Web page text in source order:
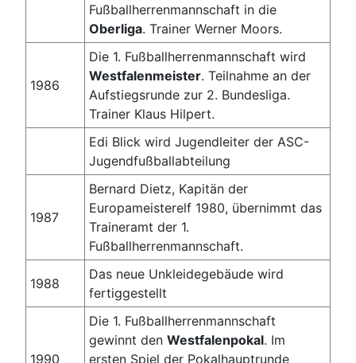
Fußballherrenmannschaft in die
Oberliga. Trainer Werner Moors.
1986
Die 1. Fußballherrenmannschaft wird
Westfalenmeister. Teilnahme an der
Aufstiegsrunde zur 2. Bundesliga.
Trainer Klaus Hilpert.
Edi Blick wird Jugendleiter der ASC-
Jugendfußballabteilung
1987
Bernard Dietz, Kapitän der
Europameisterelf 1980, übernimmt das
Traineramt der 1.
Fußballherrenmannschaft.
1988
Das neue Unkleidegebäude wird
fertiggestellt
1990
Die 1. Fußballherrenmannschaft
gewinnt den Westfalenpokal. Im
ersten Spiel der Pokalhauptrunde